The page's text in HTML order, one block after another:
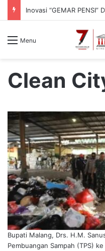
Menu
Clean
Bupati Malang, Drs. H.M.
Pembuangan Sampah (TPS)